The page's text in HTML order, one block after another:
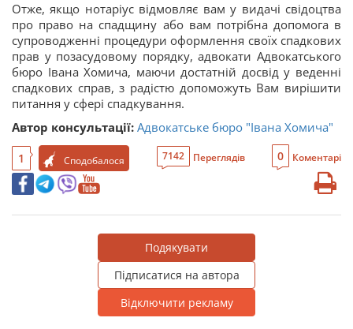
Отже, якщо нотаріус відмовляє вам у видачі свідоцтва
про право на спадщину або вам потрібна допомога в
супроводженні процедури оформлення своїх спадкових
прав у позасудовому порядку, адвокати Адвокатського
бюро Івана Хомича, маючи достатній досвід у веденні
спадкових справ, з радістю допоможуть Вам вирішити
питання у сфері спадкування.
Автор консультації: Адвокатське бюро "Івана Хомича"
1 Сподобалося 7142 Переглядів 0 Коментарі
Подякувати
Підписатися на автора
Відключити рекламу